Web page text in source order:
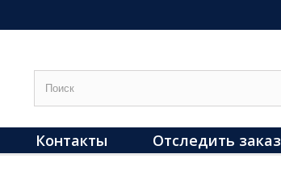
Контакты Отследить заказ